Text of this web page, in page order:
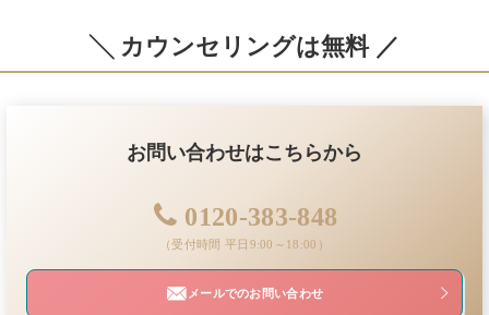
╲ カウンセリングは無料 ／
お問い合わせはこちらから
0120-383-848
（受付時間 平日9:00～18:00）
メールでのお問い合わせ